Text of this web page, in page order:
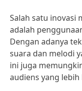
Salah satu inovasi
adalah
Dengan adanya
suara dan melodi
ini juga
audiens yang